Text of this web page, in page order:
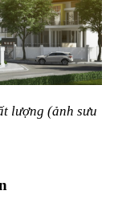
lượng (ảnh sưu